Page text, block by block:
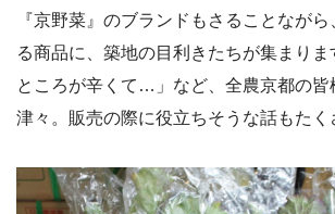
『京野菜』のブランドもさることなが
る商品に、築地の目利きたちが集まり
ところが辛くて…」など、全農京都の皆
津々。販売の際に役立ちそうな話もたく